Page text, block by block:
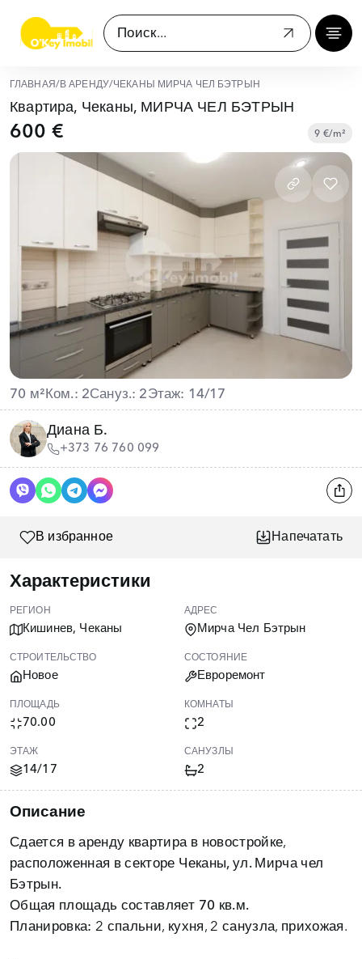
ГЛАВНАЯ/ В АРЕНДУ/ЧЕКАНЫ МИРЧА ЧЕЛ БЭТРЫН
Квартира, Чеканы, МИРЧА ЧЕЛ БЭТРЫН
600 € 9 €/m²
70 м² Ком.: 2Сануз.: 2Этаж: 14/17
Диана Б.
+373 76 760 099
В избранное Напечатать
Характеристики
РЕГИОН
Кишинев, Чеканы
АДРЕС
Мирча Чел Бэтрын
СТРОИТЕЛЬСТВО
Новое
СОСТОЯНИЕ
Евроремонт
ПЛОЩАДЬ
70.00
КОМНАТЫ
2
ЭТАЖ
14/17
САНУЗЛЫ
2
Описание
Сдается в аренду квартира в новостройке,
расположенная всекторе Чеканы, ул. Мирча чел
Бэтрын.
Общая площадь составляет 70 кв.м.
Планировка: 2 спальни, кухня, 2 санузла, прихожая.